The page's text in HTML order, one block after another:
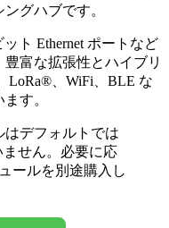
グハブです。
ト Ethernet ポートなど
富な拡張性とハイブリ
LoRa®、WiFi、BLE な
す。
はデフォルトでは
ません。必要に応
ールを別途購入し